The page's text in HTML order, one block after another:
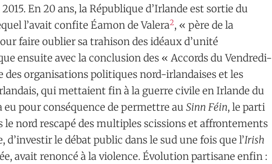
En 20 ans, la République d’Irlande est sortie du
l’avait confite Éamon de Valera2, « père de la
faire oublier sa trahison des idéaux d’unité
ensuite avec la conclusion des « Accords du Vendredi-
des organisations politiques nord-irlandaises et les
qui mettaient fin à la guerre civile en Irlande du
pour conséquence de permettre au Sinn Féin, le parti
nord rescapé des multiples scissions et affrontements
le débat public dans le sud une fois que l’Irish
avait renoncé à la violence. Évolution partisane enfin :